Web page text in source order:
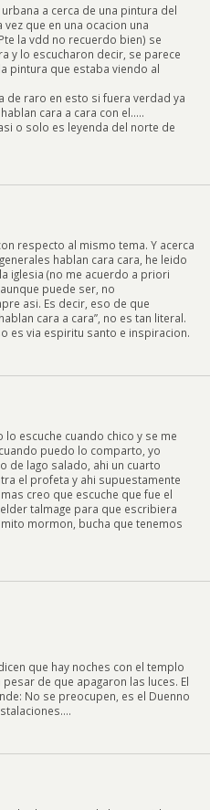
a cerca de una pintura del
vez que en una ocacion una
la vdd no recuerdo bien) se
y lo escucharon decir, se parece
pintura que estaba viendo al
de raro en esto si fuera verdad ya
cara a cara con el…..
o solo es leyenda del norte de
respecto al mismo tema. Y acerca
hablan cara cara, he leido
iglesia (no me acuerdo a priori
puede ser, no
asi. Es decir, eso de que
cara a cara”, no es tan literal.
es via espiritu santo e inspiracion.
escuche cuando chico y se me
puedo lo comparto, yo
de lago salado, ahi un cuarto
el profeta y ahi supuestamente
creo que escuche que fue el
talmage para que escribiera
mormon, bucha que tenemos
que hay noches con el templo
pesar de que apagaron las luces. El
No se preocupen, es el Duenno